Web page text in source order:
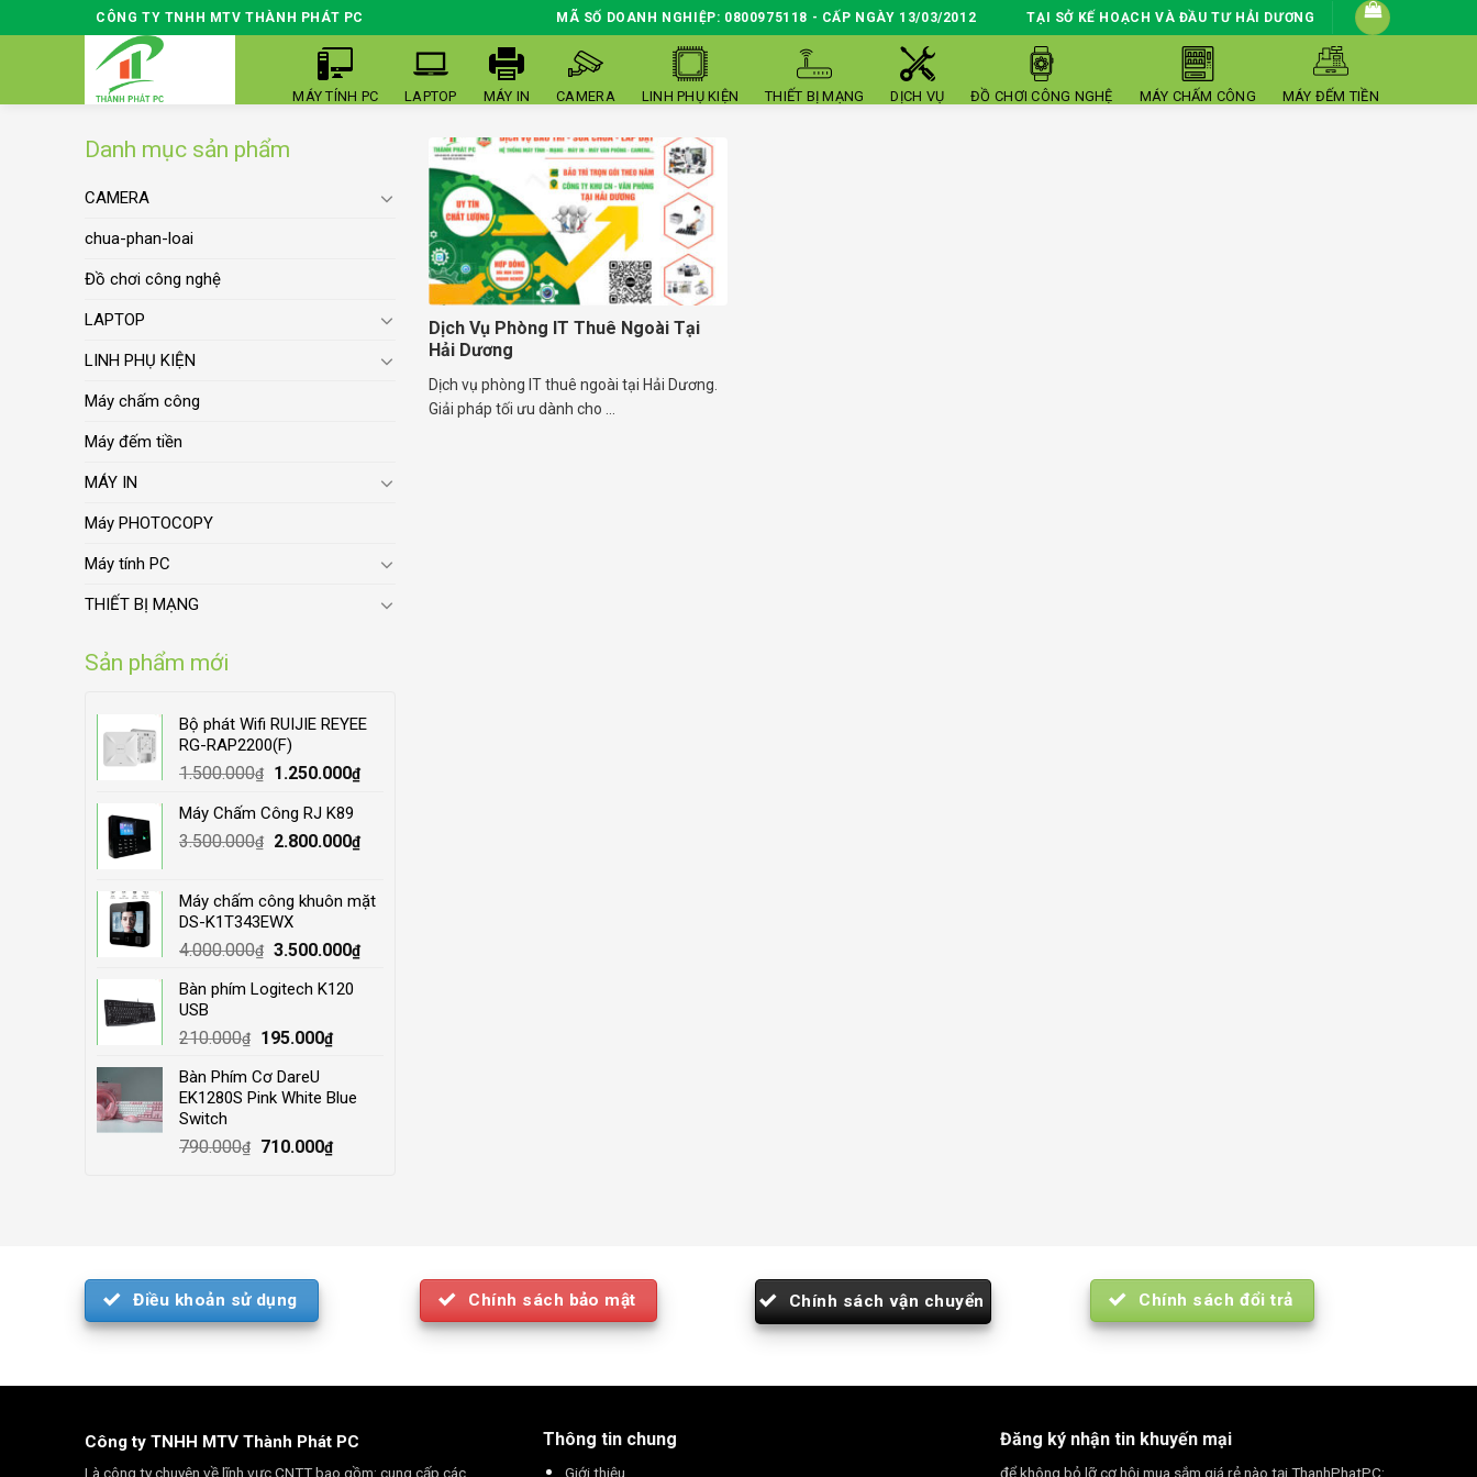
to
CÔNG TY TNHH MTV THÀNH PHÁT PC MÃ SỐ DOANH NGHIỆP: 0800975118 - CẤP NGÀY 13/03/2012 TẠI SỞ KẾ HOẠCH VÀ ĐẦU TƯ HẢI DƯƠNG
MÁY TÍNH PC LAPTOP MÁY IN CAMERA LINH PHỤ KIỆN THIẾT BỊ MẠNG DỊCH VỤ ĐỒ CHƠI CÔNG NGHỆ MÁY CHẤM CÔNG MÁY ĐẾM TIỀN
Danh mục sản phẩm
CAMERA
chua-phan-loai
Đồ chơi công nghệ
LAPTOP
LINH PHỤ KIỆN
Máy chấm công
Máy đếm tiền
MÁY IN
Máy PHOTOCOPY
Máy tính PC
THIẾT BỊ MẠNG
Sản phẩm mới
Bộ phát Wifi RUIJIE REYEE
RG-RAP2200(F)
1.500.000₫
Original
was:
1.500.000₫.
1.250.000₫Current
1.250.000₫.
Máy Chấm Công RJ K89
3.500.000₫
Original
3.500.000₫.
2.800.000₫Current
2.800.000₫.
Máy chấm công khuôn mặt
DS-K1T343EWX
4.000.000₫ Original
was:
3.500.000₫Current
Bàn phím Logitech K120
USB
210.000₫
Original
was:
210.000₫.
195.000₫Current
195.000₫.
Bàn Phím Cơ DareU
EK1280S Pink White Blue
Switch
790.000₫
Original
710.000₫Current
Dịch Vụ Phòng IT Thuê Ngoài Tại
Hải Dương
Dịch vụ phòng IT thuê ngoài tại Hải Dương.
Giải pháp tối ưu dành cho ...
Điều khoản sử dụng Chính sách bảo mật Chính sách vận chuyển Chính sách đổi trả
Công ty TNHH MTV Thành Phát PC
Là công ty chuyên về lĩnh vực CNTT bao gồm: cung cấp các
Thông tin chung
Giới thiệu
Đăng ký nhận tin khuyến mại
để không bỏ lỡ cơ hội mua sắm giá rẻ nào tại ThanhPhatPC: